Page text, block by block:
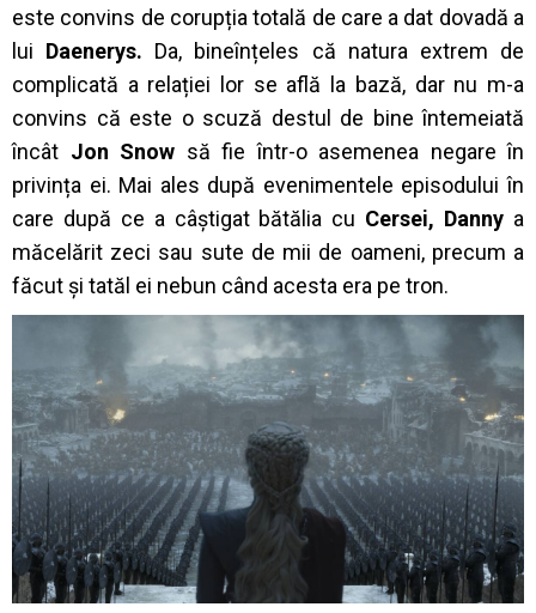
este convins de corupția totală de care a dat dovadă a
lui Daenerys. Da, bineînțeles că natura extrem de
complicată a relației lor se află la bază, dar nu m-a
convins că este o scuză destul de bine întemeiată
încât Jon Snow să fie într-o asemenea negare în
privința ei. Mai ales după evenimentele episodului în
care după ce a câștigat bătălia cu Cersei, Danny a
măcelărit zeci sau sute de mii de oameni, precum a
făcut și tatăl ei nebun când acesta era pe tron.